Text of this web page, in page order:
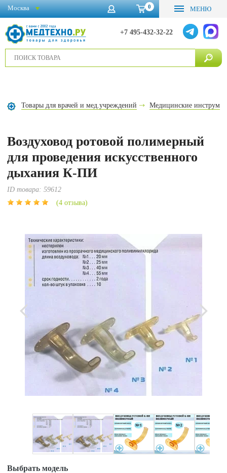
0 МЕНЮ
+7 495-432-32-22
Москва
Товары для врачей и мед.учреждений Медицинские
Воздуховод ротовой полимерный
для проведения искусственного
дыхания К-ПИ
ID товара:59612
(4 отзыва)
Выбрать модель